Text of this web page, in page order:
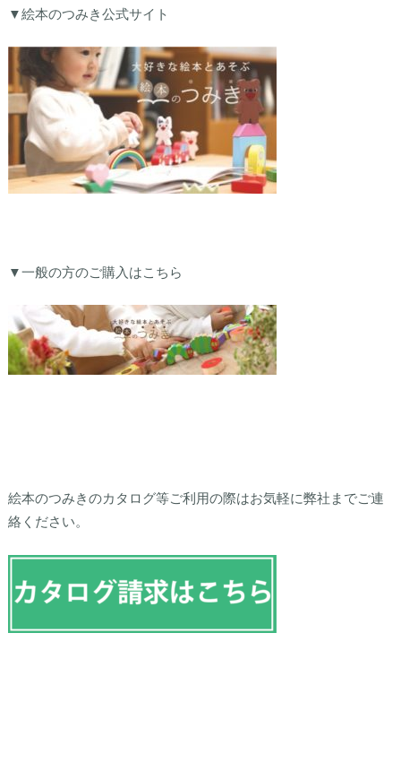
▼絵本のつみき公式サイト
▼一般の方のご購入はこちら
絵本のつみきのカタログ等ご利用の際はお気軽に弊社までご連
絡ください。